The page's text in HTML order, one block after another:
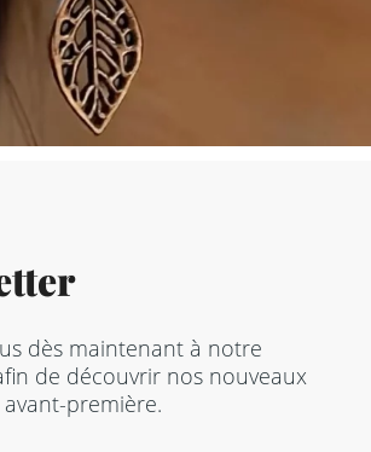
dès maintenant à notre
de découvrir nos nouveaux
première.